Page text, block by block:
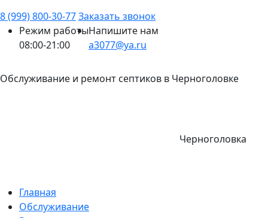
8 (999) 800-30-77Заказать звонок
Режим работы
08:00-21:00
Напишите нам
a3077@ya.ru
Обслуживание и ремонт септиков в Черноголовке
Черноголовка
Главная
Обслуживание